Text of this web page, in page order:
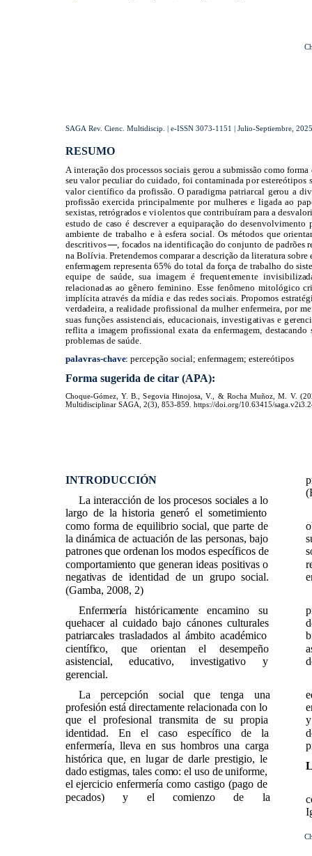
SAGA Rev. Cienc. Multidiscip. | e-ISSN 3073-1151 | Julio-Septiembre,
RESUMO
A interação dos processos sociais gerou a submissão como
seu valor peculiar do cuidado, foi contaminada por estereótipos
valor científico da profissão. O paradigma patriarcal gerou a
profissão exercida principalmente por mulheres e ligada ao
sexistas, retrógrados e violentos que contribuíram para a
estudo de caso é descrever a equiparação do
ambiente de trabalho e à esfera social. Os métodos que
descritivos—, focados na identificação do conjunto de padrões
na Bolívia. Pretendemos comparar a descrição da literatura
enfermagem representa 65% do total da força de trabalho do
equipe de saúde, sua imagem é ​frequentemente
relacionadas ao gênero feminino. Esse fenômeno mitológico
implícita através da mídia e das redes sociais. Propomos
verdadeira, a realidade profissional da mulher enfermeira, por
suas funções assistenciais, educacionais, investigativas e
reflita a imagem profissional exata da enfermagem,
problemas de saúde.
palavras-chave: percepção social; enfermagem; estereótipos
Forma sugerida de citar (APA):
Choque-Gómez, Y. B., Segovia Hinojosa, V., & Rocha Muñoz, M. V.
Multidisciplinar SAGA, 2(3), 853-859. https://doi.org/10.63415/
INTRODUCCIÓN
La interacción de los procesos sociales a lo
largo de la historia generó el sometimiento
como forma de equilibrio social, que parte de
la dinámica de actuación de las personas, bajo
patrones que ordenan los modos específicos de
comportamiento que generan ideas positivas o
negativas de identidad de un grupo social.
(Gamba, 2008, 2)
Enfermería históricamente encamino su
quehacer al cuidado bajo cánones culturales
patriarcales trasladados al ámbito académico
científico, que orientan el desempeño
asistencial, educativo, investigativo y
gerencial.
La percepción social que tenga una
profesión está directamente relacionada con lo
que el profesional transmita de su propia
identidad. En el caso específico de la
enfermería, lleva en sus hombros una carga
histórica que, en lugar de darle prestigio, le
dado estigmas, tales como: el uso de uniforme,
el ejercicio enfermería como castigo (pago de
pecados) y el comienzo de la